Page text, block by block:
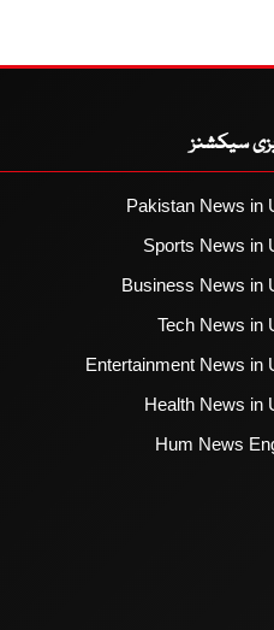
سیکشنز
Pakistan News in
Sports News in
Business News in
Tech News in
Entertainment News in
Health News in
Hum News